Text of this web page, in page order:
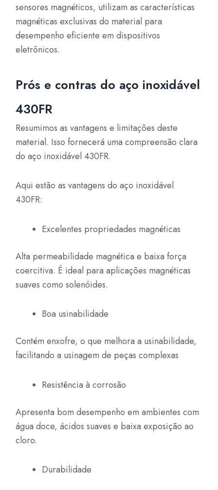
sensores magnéticos, utilizam as características
magnéticas exclusivas do material para
desempenho eficiente em dispositivos
eletrônicos.
Prós e contras do aço inoxidável
430FR
Resumimos as vantagens e limitações deste
material. Isso fornecerá uma compreensão clara
do aço inoxidável 430FR.
Aqui estão as vantagens do aço inoxidável
430FR:
Excelentes propriedades magnéticas
Alta permeabilidade magnética e baixa força
coercitiva. É ideal para aplicações magnéticas
suaves como solenóides.
Boa usinabilidade
Contém enxofre, o que melhora a usinabilidade,
facilitando a usinagem de peças complexas
Resistência à corrosão
Apresenta bom desempenho em ambientes com
água doce, ácidos suaves e baixa exposição ao
cloro.
Durabilidade